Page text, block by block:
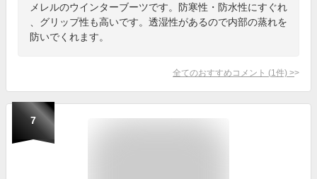
メレルのウインターブーツです。防寒性・防水性にすぐれ
、グリップ性も高いです。透湿性があるので内部の蒸れを
防いでくれます。
全てのおすすめコメント (1 件) >
7